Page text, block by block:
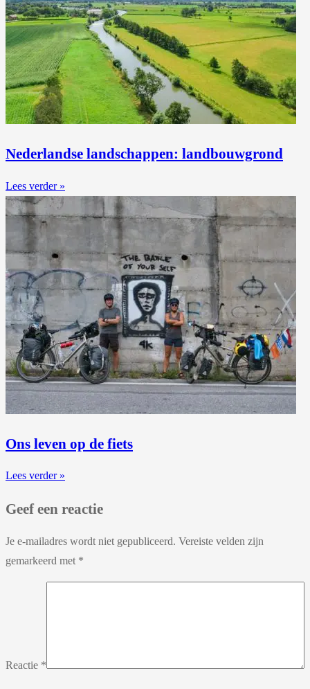
Nederlandse landschappen: landbouwgrond
Lees verder »
Ons leven op de fiets
Lees verder »
Geef een reactie
Je e-mailadres wordt niet gepubliceerd. Vereiste velden zijn
gemarkeerd met *
Reactie *